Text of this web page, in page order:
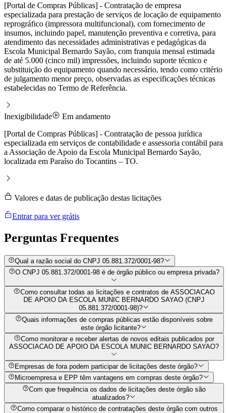
[Portal de Compras Públicas] - Contratação de empresa
especializada para prestação de serviços de locação de equipamento
reprográfico (impressora multifuncional), com fornecimento de
insumos, incluindo papel, manutenção preventiva e corretiva, para
atendimento das necessidades administrativas e pedagógicas da
Escola Municipal Bernardo Sayão, com franquia mensal estimada
de até 5.000 (cinco mil) impressões, incluindo suporte técnico e
substituição do equipamento quando necessário, tendo como critério
de julgamento menor preço, observadas as especificações técnicas
estabelecidas no Termo de Referência.
Inexigibilidade
Em andamento
[Portal de Compras Públicas] - Contratação de pessoa jurídica
especializada em serviços de contabilidade e assessoria contábil para
a Associação de Apoio da Escola Municipal Bernardo Sayão,
localizada em Paraíso do Tocantins – TO.
Valores e datas de publicação destas licitações
Entrar para ver grátis
Perguntas Frequentes
Qual a razão social do CNPJ 05.881.372/0001-98?
O CNPJ 05.881.372/0001-98 é de órgão público ou empresa privada?
Como consultar todas as licitações e contratos de ASSOCIACAO
DE APOIO DA ESCOLA MUNIC BERNARDO SAYAO (CNPJ
05.881.372/0001-98)?
Quais informações de compras públicas estão disponíveis sobre
este órgão licitante?
Como monitorar e receber alertas de novos editais publicados por
ASSOCIACAO DE APOIO DA ESCOLA MUNIC BERNARDO SAYAO?
Empresas de fora podem participar de licitações deste órgão?
Microempresa e EPP têm vantagens em compras deste órgão?
Com que frequência os dados de licitações deste órgão são
atualizados?
Como comparar o histórico de contratações deste órgão com outros